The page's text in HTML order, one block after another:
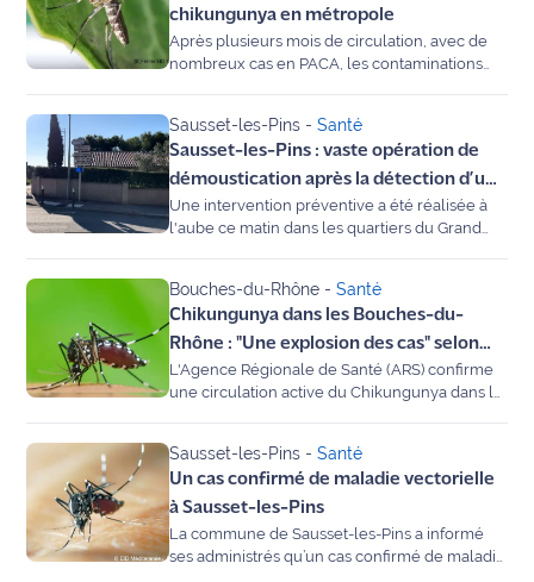
Fil
rouge
L'anecdote
de Jeff
C'est
Coachs
Maritima
plan
sortie
Nous
Démoustication (EID Méditerranée), explique
pourquoi la saison démarre en avance et
détaille les interventions en cours à Berre et
chikungunya en métropole
Après plusieurs mois de circulation, avec de
nombreux cas en PACA, les contaminations
Sausset-les-Pins -Santé
Sausset-les-Pins : vaste opération de
démoustication après la détection d’un
cas de chikungunya
Une intervention préventive a été réalisée à
l'aube ce matin dans les quartiers du Grand
moustique tigre.
Bouches-du-Rhône -Santé
Chikungunya dans les Bouches-du-
Rhône : "Une explosion des cas" selon
l'ARS PACA
L'Agence Régionale de Santé (ARS) confirme
une circulation active du Chikungunya dans la
virus a déjà infecté plus de 250 personnes en
PACA cette année. Thomas Margueron,
responsable santé-environnement à l'ARS,
invité de Maritima, appelle à une vigilance
accrue et à une mobilisation de tous pour
Sausset-les-Pins -Santé
Un cas confirmé de maladie vectorielle
à Sausset-les-Pins
La commune de Sausset-les-Pins a informé
ses administrés qu’un cas confirmé de maladie